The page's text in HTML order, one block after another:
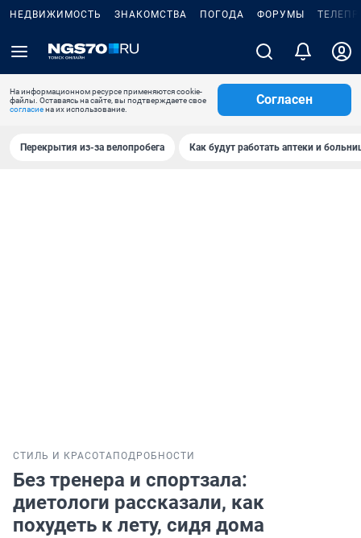
НЕДВИЖИМОСТЬ ЗНАКОМСТВА ПОГОДА ФОРУМЫ
На информационном ресурсе применяются cookie-
файлы. Оставаясь на сайте, вы подтверждаете свое
согласиена их использование.
Согласен
Перекрытия из-за велопробега Как будут работать аптеки и
СТИЛЬ И КРАСОТА ПОДРОБНОСТИ
Без тренера и спортзала:
диетологи рассказали, как
похудеть к лету, сидя дома